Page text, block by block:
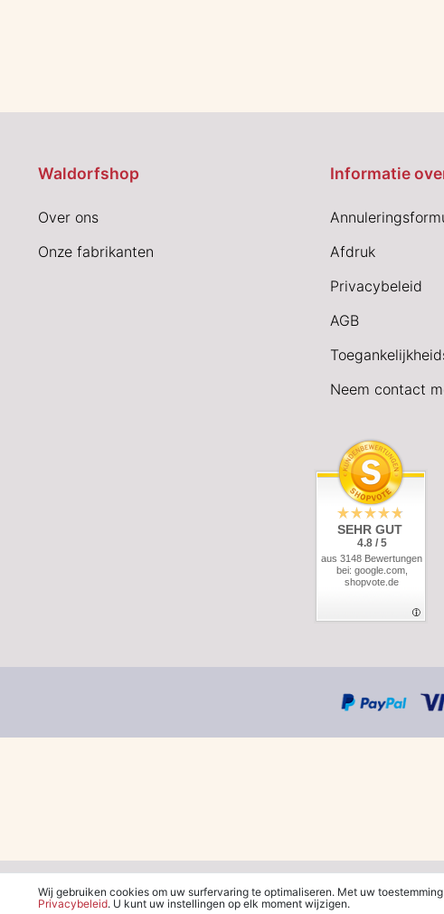
Waldorfshop
Over ons
Onze fabrikanten
Informatie
Afdruk
Privacybeleid
AGB
Neem contact
SEHR GUT
4.8 / 5
aus 3148 Bewertungen
bei: google.com,
shopvote.de
**Je ontvangt de kortingsbon van € 5 per e-mail nadat
Wij gebruiken cookies om uw surfervaring te optimaliseren. Met uw
Privacybeleid. U kunt uw instellingen op elk moment wijzigen.